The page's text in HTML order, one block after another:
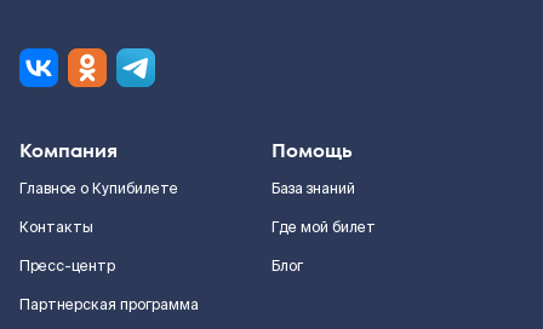
Компания
Главное о Купибилете
Контакты
Пресс-центр
Партнерская программа
Помощь
База знаний
Где мой билет
Блог